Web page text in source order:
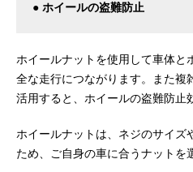
● ホイールの盗難防止
ホイールナットを使用して車体と
全な走行につながります。また複
活用すると、ホイールの盗難防止
ホイールナットは、ネジのサイズ
ため、ご自身の車に合うナットを